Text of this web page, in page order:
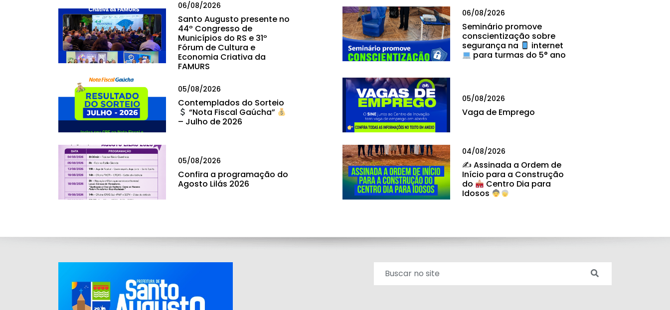
06/08/2026
Santo Augusto presente no
44º Congresso de
Municípios do RS e 31º
Fórum de Cultura e
Economia Criativa da
FAMURS
06/08/2026
Seminário promove
conscientização sobre
segurança na
internet
para turmas do 5° ano
05/08/2026
Contemplados do Sorteio
“Nota Fiscal Gaúcha”
– Julho de 2026
05/08/2026
Vaga de Emprego
05/08/2026
Confira a programação do
Agosto Lilás 2026
04/08/2026
✍ Assinada a Ordem de
Início para a Construção
do
Centro Dia para
Idosos